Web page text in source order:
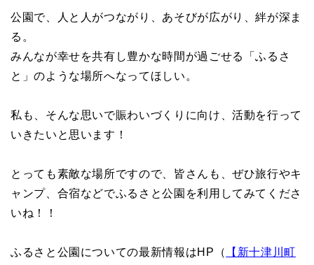
公園で、人と人がつながり、あそびが広がり、絆が深ま
る。
みんなが幸せを共有し豊かな時間が過ごせる「ふるさ
と」のような場所へなってほしい。
私も、そんな思いで賑わいづくりに向け、活動を行って
いきたいと思います！
とっても素敵な場所ですので、皆さんも、ぜひ旅行やキ
ャンプ、合宿などでふるさと公園を利用してみてくださ
いね！！
ふるさと公園についての最新情報はHP（
【新十津川町